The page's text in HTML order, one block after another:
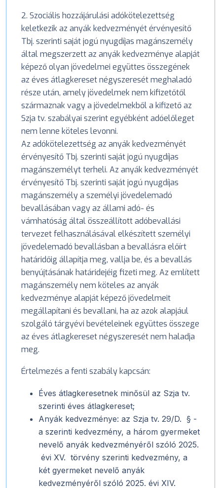
2. Szociális hozzájárulási adókötelezettség
keletkezik az anyák kedvezményét érvényesítő
Tbj. szerinti saját jogú nyugdíjas magánszemély
által megszerzett az anyák kedvezménye alapját
képező olyan jövedelmei együttes összegének
az éves átlagkereset négyszeresét meghaladó
része után, amely jövedelmek nem kifizetőtől
származnak vagy a jövedelmekből a kifizető az
Szja tv. szabályai szerint egyébként adóelőleget
nem lenne köteles levonni.
Az adókötelezettség az anyák kedvezményét
érvényesítő Tbj. szerinti saját jogú nyugdíjas
magánszemélyt terheli. Az anyák kedvezményét
érvényesítő Tbj. szerinti saját jogú nyugdíjas
magánszemély a személyi jövedelemadó
bevallásában vagy az állami adó- és
vámhatóság által összeállított adóbevallási
tervezet felhasználásával elkészített személyi
jövedelemadó bevallásban a bevallásra előírt
határidőig állapítja meg, vallja be, és a bevallás
benyújtásának határidejéig fizeti meg. Az említett
magánszemély nem köteles az anyák
kedvezménye alapját képező jövedelmeit
megállapítani és bevallani, ha az azok alapjául
szolgáló tárgyévi bevételeinek együttes összege
az éves átlagkereset négyszeresét nem haladja
meg.
Értelmezés a fenti szabály kapcsán:
Éves átlagkeresetnek minősül az Szja tv.
szerinti éves átlagkereset;
Anyák kedvezménye: az Szja tv. 29/D. § -
a szerinti kedvezmény, a három gyermeket
nevelő anyák kedvezményéről szóló 2025.
évi XV. törvény szerinti kedvezmény, a
két gyermeket nevelő anyák
kedvezményéről szóló 2025. évi XIV.